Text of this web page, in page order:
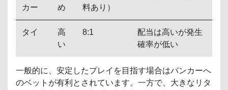
カー
め
料あり）
タイ
高
い
8:1
配当は高いが発生
確率が低い
一般的に、安定したプレイを目指す場合はバンカーへ
のベットが有利とされています。一方で、大きなリタ